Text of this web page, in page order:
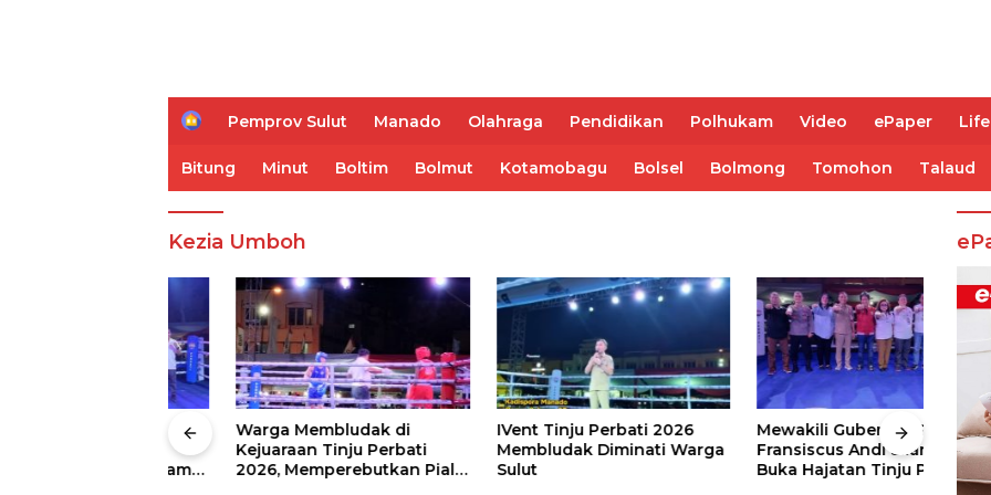
H
e
Pemprov Sulut Manado Olahraga Pendidikan Polhukam Video ePaper
Bitung Minut Boltim Bolmut Kotamobagu Bolsel Bolmong Tomohon Talaud
Kezia Umboh
Warga Membludak di
Kejuaraan Tinju Perbati
2026, Memperebutkan Piala
IVent Tinju Perbati 2026
Membludak Diminati Warga
Sulut
Mewakili Gubernur Sulut, dr
Fransiscus Andi Silangen,
Buka Hajatan Tinju Perbati